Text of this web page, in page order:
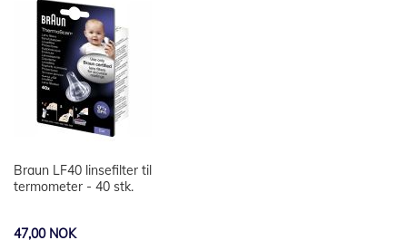
Braun LF40 linsefilter til
termometer - 40 stk.
47,00 NOK